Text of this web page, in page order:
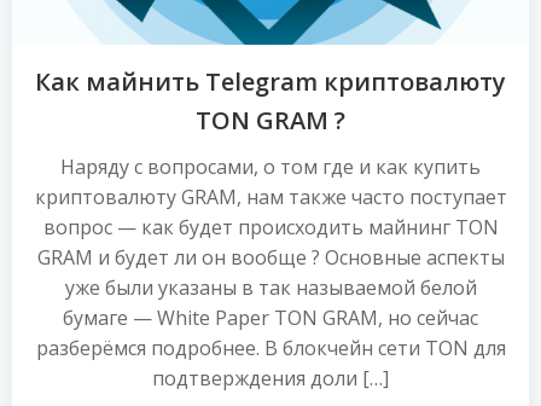
Как майнить Telegram криптовалюту
TON GRAM ?
Наряду с вопросами, о том где и как купить
криптовалюту GRAM, нам также часто поступает
вопрос — как будет происходить майнинг TON
GRAM и будет ли он вообще ? Основные аспекты
уже были указаны в так называемой белой
бумаге — White Paper TON GRAM, но сейчас
разберёмся подробнее. В блокчейн сети TON для
подтверждения доли […]